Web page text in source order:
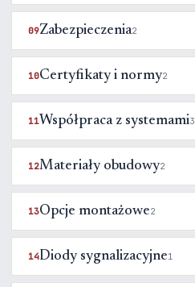
09Zabezpieczenia2
10Certyfikaty i normy2
11Współpraca z systemami3
12Materiały obudowy2
13Opcje montażowe2
14Diody sygnalizacyjne1